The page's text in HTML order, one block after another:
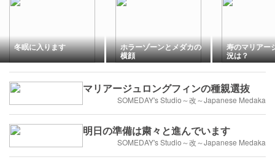
冬眠に入ります ホラーゾーンとメダカの
横顔
寿のマリアー
況は？
マリアージュロングフィンの種親選抜
SOMEDAY's Studio～改～Japanese Medaka
明日の準備は粛々と進んでいます
SOMEDAY's Studio～改～Japanese Medaka